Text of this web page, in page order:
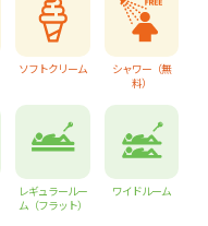
ソフトクリーム
シャワー（無
料）
レギュラールー
ム（フラット）
ワイドルーム